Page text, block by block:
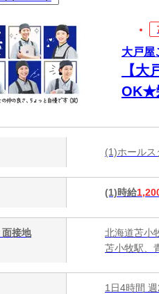
大戸屋
【
OK★
(1)ホール
(1)時給
接地
北海道苫小
苫小牧駅、
1日4時間